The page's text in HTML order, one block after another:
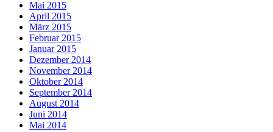
Mai 2015
April 2015
März 2015
Februar 2015
Januar 2015
Dezember 2014
November 2014
Oktober 2014
September 2014
August 2014
Juni 2014
Mai 2014